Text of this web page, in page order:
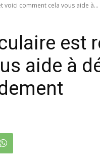
voici comment cela vous aide à...
est
aide à